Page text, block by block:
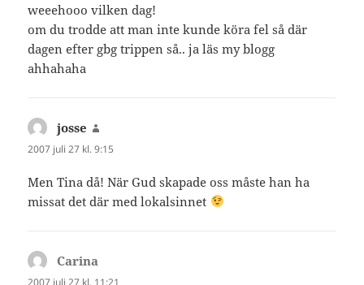
weeehooo vilken dag!
om du trodde att man inte kunde köra fel så där
dagen efter gbg trippen så.. ja läs my blogg
ahhahaha
josse
2007 juli 27 kl. 9:15
Men Tina då! När Gud skapade oss måste han ha
missat det där med lokalsinnet
Carina
2007 juli 27 kl. 11:21